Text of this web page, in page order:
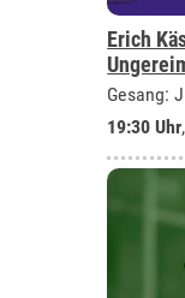
Erich
Gesang:
19:30 Uhr,